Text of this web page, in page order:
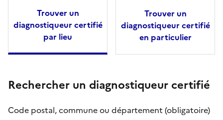
Trouver un
diagnostiqueur certifié
par lieu
Trouver un
diagnostiqueur certifié
en particulier
Rechercher un diagnostiqueur certifié
Code postal, commune ou département (obligatoire)